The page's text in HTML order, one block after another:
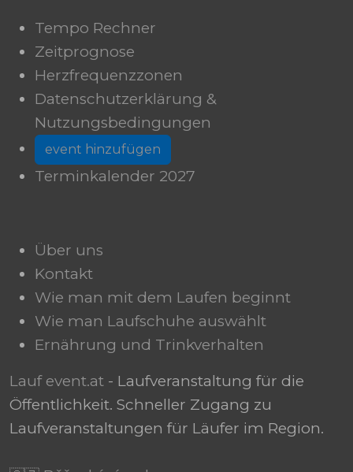
Tempo Rechner
Zeitprognose
Herzfrequenzzonen
Datenschutzerklärung &
Nutzungsbedingungen
event hinzufügen
Terminkalender 2027
Über uns
Kontakt
Wie man mit dem Laufen beginnt
Wie man Laufschuhe auswählt
Ernährung und Trinkverhalten
Lauf event.at - Laufveranstaltung für die
Öffentlichkeit. Schneller Zugang zu
Laufveranstaltungen für Läufer im Region.